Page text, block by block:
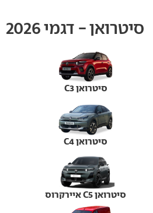
סיטרואן - דגמי 2026
סיטרואן C3
סיטרואן C4
סיטרואן C5 איירקרוס